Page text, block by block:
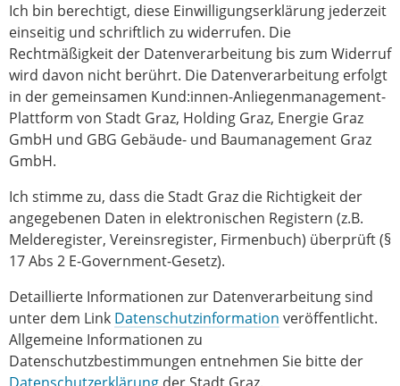
Ich bin berechtigt, diese Einwilligungserklärung jederzeit
einseitig und schriftlich zu widerrufen. Die
Rechtmäßigkeit der Datenverarbeitung bis zum Widerruf
wird davon nicht berührt. Die Datenverarbeitung erfolgt
in der gemeinsamen Kund:innen-Anliegenmanagement-
Plattform von Stadt Graz, Holding Graz, Energie Graz
GmbH und GBG Gebäude- und Baumanagement Graz
GmbH.
Ich stimme zu, dass die Stadt Graz die Richtigkeit der
angegebenen Daten in elektronischen Registern (z.B.
Melderegister, Vereinsregister, Firmenbuch) überprüft (§
17 Abs 2 E-Government-Gesetz).
Detaillierte Informationen zur Datenverarbeitung sind
unter dem Link Datenschutzinformation veröffentlicht.
Allgemeine Informationen zu
Datenschutzbestimmungen entnehmen Sie bitte der